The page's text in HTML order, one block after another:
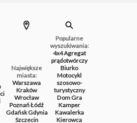
Największe
miasta:
Warszawa
Kraków
Wrocław
PoznańŁódź
GdańskGdynia
Szczecin
Popularne
wyszukiwania:
4x4Agregat
prądotwórczy
Biurko
Motocykl
szosowo-
turystyczny
DomGra
Kamper
Kawalerka
Kierowca